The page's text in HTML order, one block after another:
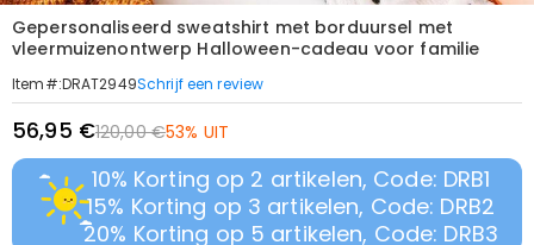
Gepersonaliseerd sweatshirt met borduursel met
vleermuizenontwerp Halloween-cadeau voor familie
Item#:DRAT2949Schrijf een review
56,95 €120,00 €53% UIT
10% Korting op 2 artikelen, Code: DRB1
15% Korting op 3 artikelen, Code: DRB2
20% Korting op 5 artikelen, Code: DRB3